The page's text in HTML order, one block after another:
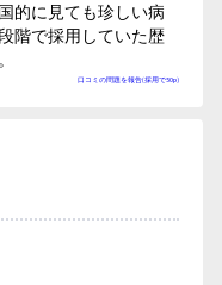
口コミの問題を報告(採用で50p)
的に見ても珍しい病
階で採用していた歴